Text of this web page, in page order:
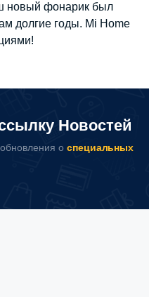
новый фонарик был
долгие годы. Mi Home
Новостей
о специальных